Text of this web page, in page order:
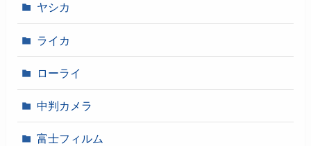
ヤシカ
ライカ
ローライ
中判カメラ
富士フィルム